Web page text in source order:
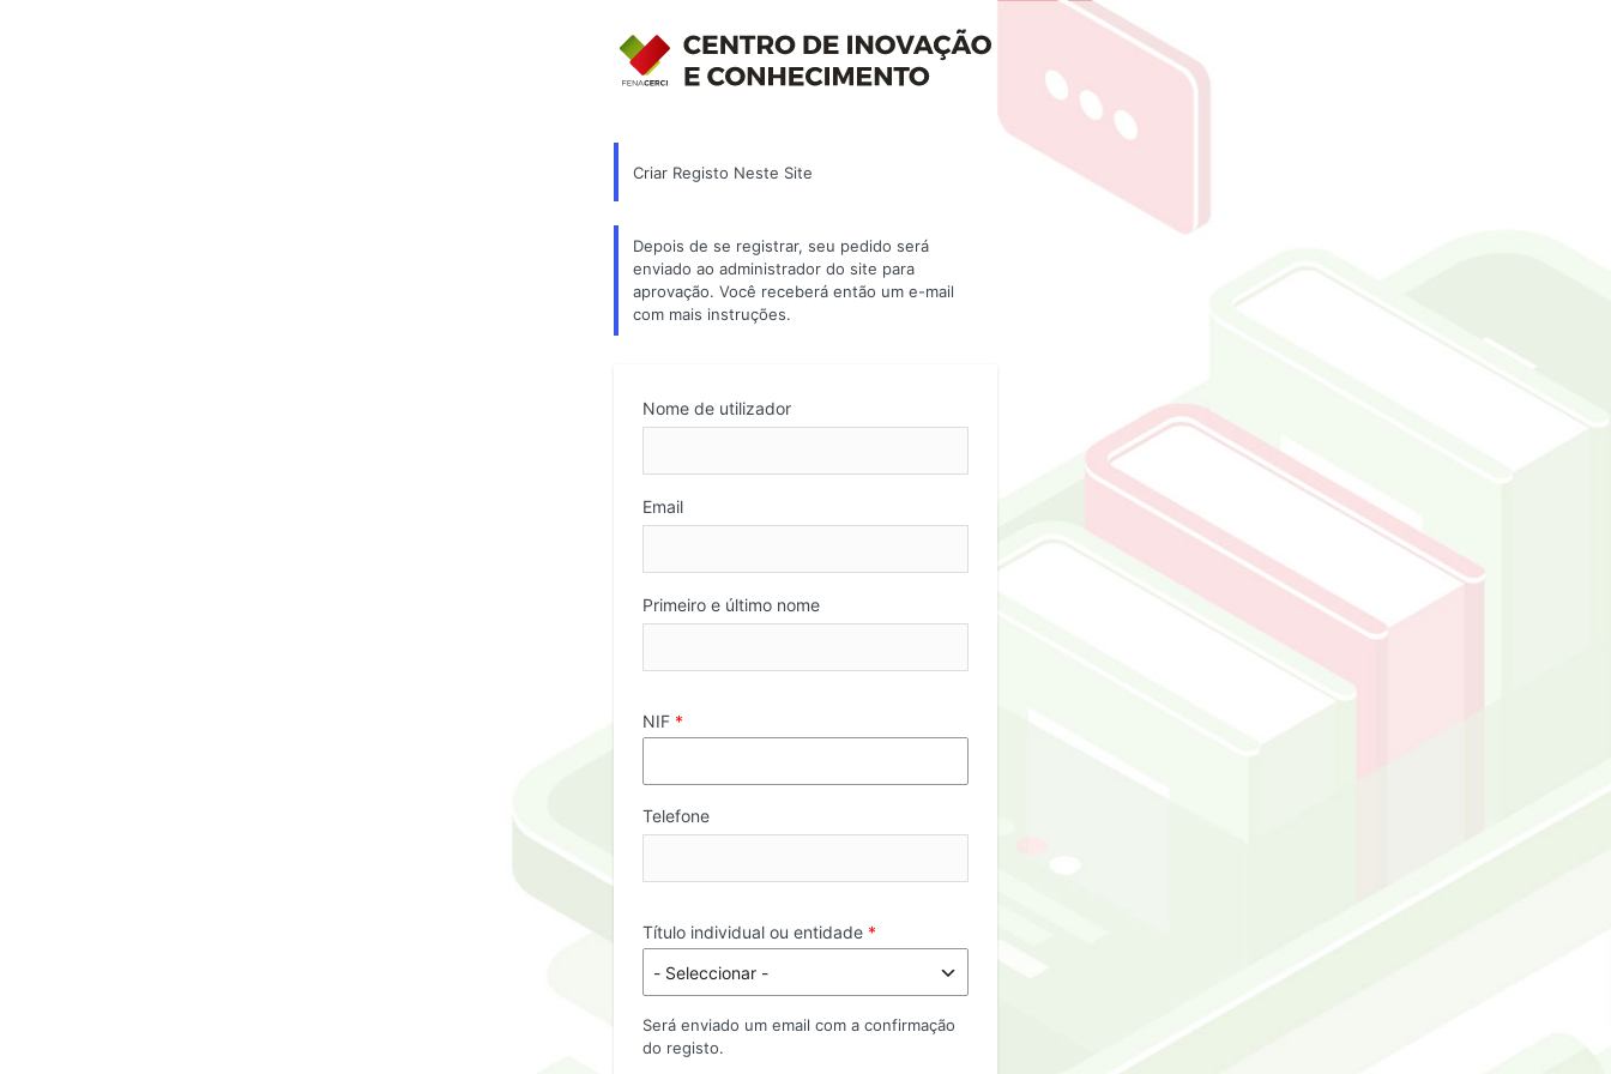
Formulário
de
Criar Registo Neste Site
Depois de se registrar, seu pedido será
enviado ao administrador do site para
aprovação. Você receberá então um e-mail
com mais instruções.
Nome de utilizador
Email
Primeiro e último nome
NIF *
Telefone
Título individual ou entidade *
Será enviado um email com a confirmação
do registo.